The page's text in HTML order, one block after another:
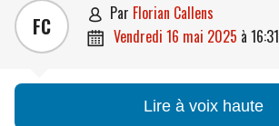
FC  par Florian Callens
 vendredi 16 mai 2025 à 16:31
Lire à voix haute